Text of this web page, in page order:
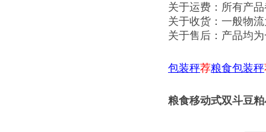
关于运费：所有产
关于收货：一般物
关于售后：产品均
包装秤荐粮食包装秤
粮食移动式双斗豆